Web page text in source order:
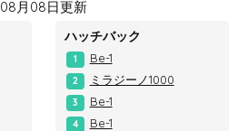
08月08日更新
ハッチバック
1 Be-1
2 ミラジーノ1000
3 Be-1
4 Be-1